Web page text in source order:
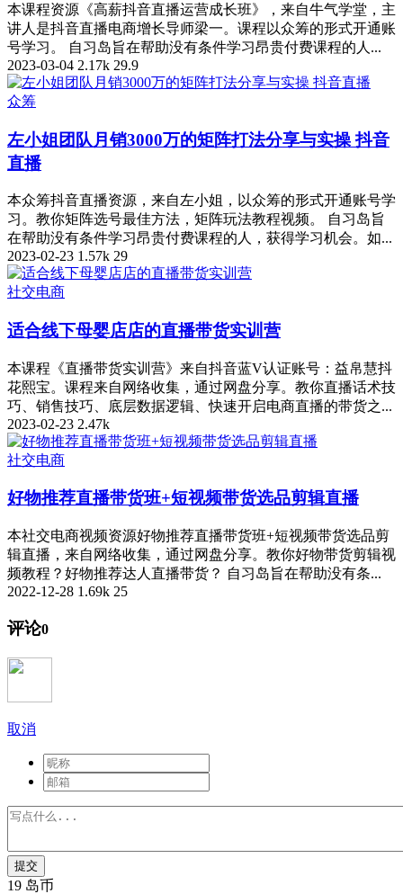
本课程资源《高薪抖音直播运营成长班》，来自牛气学堂，主
讲人是抖音直播电商增长导师梁一。课程以众筹的形式开通账
号学习。 自习岛旨在帮助没有条件学习昂贵付费课程的人...
2023-03-04 2.17k 29.9
众筹
左小姐团队月销3000万的矩阵打法分享与实操 抖音
直播
本众筹抖音直播资源，来自左小姐，以众筹的形式开通账号学
习。教你矩阵选号最佳方法，矩阵玩法教程视频。 自习岛旨
在帮助没有条件学习昂贵付费课程的人，获得学习机会。如...
2023-02-23 1.57k 29
社交电商
适合线下母婴店店的直播带货实训营
本课程《直播带货实训营》来自抖音蓝V认证账号：益帛慧抖
花熙宝。课程来自网络收集，通过网盘分享。教你直播话术技
巧、销售技巧、底层数据逻辑、快速开启电商直播的带货之...
2023-02-23 2.47k
社交电商
好物推荐直播带货班+短视频带货选品剪辑直播
本社交电商视频资源好物推荐直播带货班+短视频带货选品剪
辑直播，来自网络收集，通过网盘分享。教你好物带货剪辑视
频教程？好物推荐达人直播带货？ 自习岛旨在帮助没有条...
2022-12-28 1.69k 25
评论0
取消
提交
19 岛币